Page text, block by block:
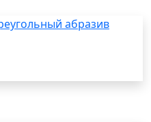
абразив